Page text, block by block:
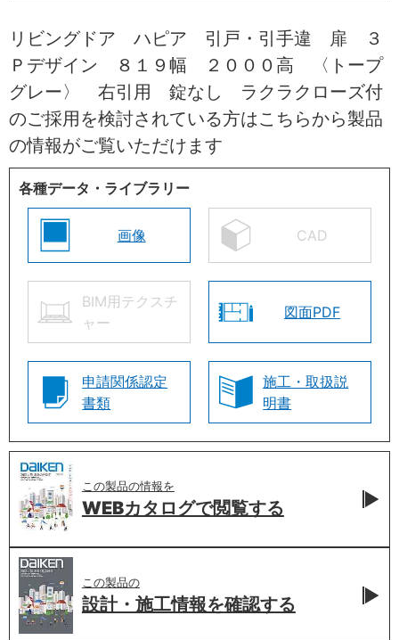
リビングドア ハピア 引戸・引手違 扉 ３
Ｐデザイン ８１９幅 ２０００高 〈トープ
グレー〉 右引用 錠なし ラクラクローズ付
のご採用を検討されている方はこちらから製品
の情報がご覧いただけます
各種データ・ライブラリー
画像 CAD
BIM用テクスチ
ャー
図面PDF
申請関係認定
書類
施工・取扱説
明書
この製品の情報を
WEBカタログで閲覧する
この製品の
設計・施工情報を確認する